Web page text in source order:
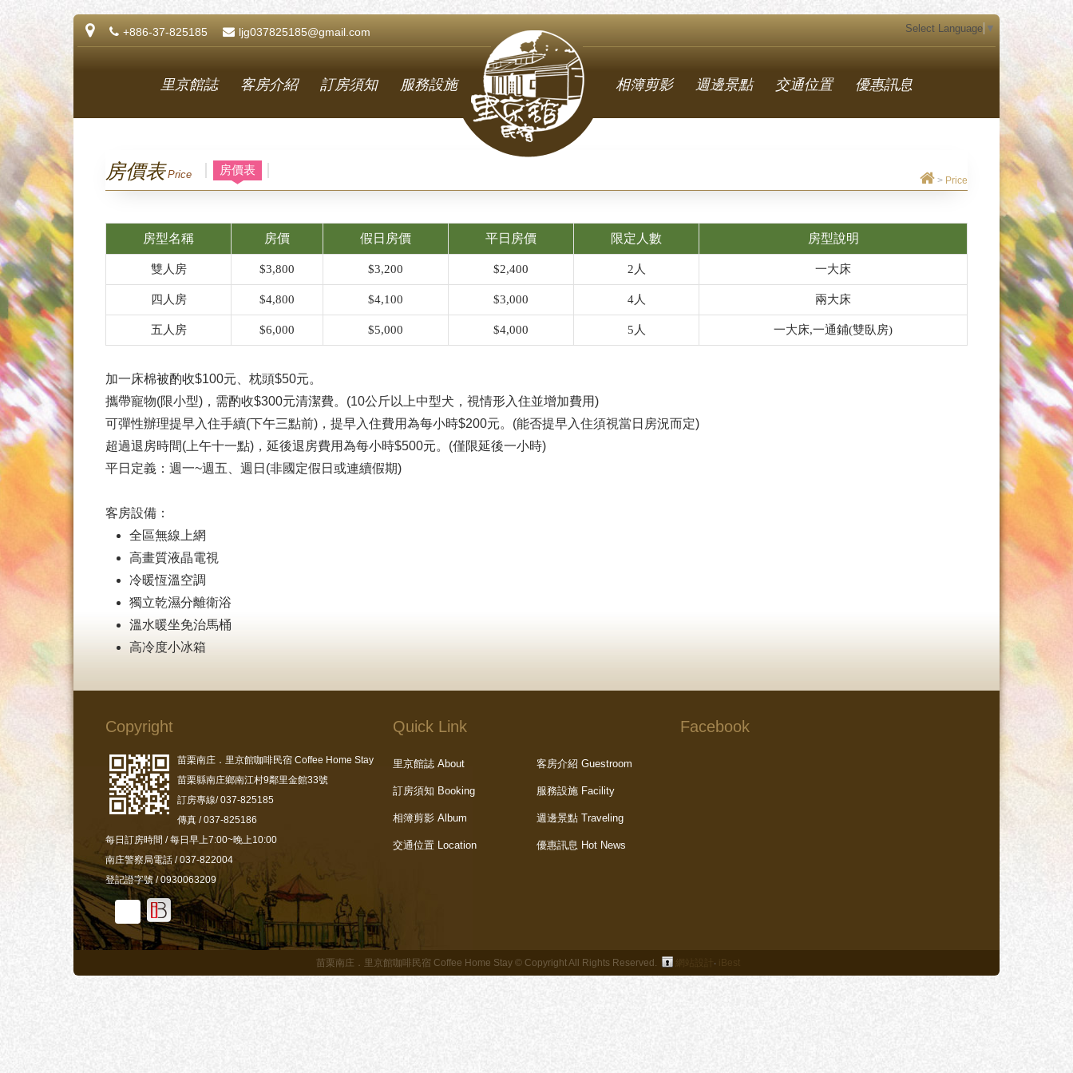
+886-37-825185 ljg037825185@gmail.com Select Language ▼
里京館誌 客房介紹 訂房須知 服務設施 相簿剪影 週邊景點 交通位置 優惠訊息
房價表 Price > Price
房價表
房型名稱 房價 假日房價 平日房價 限定人數 房型說明
雙人房 $3,800 $3,200 $2,400 2人 一大床
四人房 $4,800 $4,100 $3,000 4人 兩大床
五人房 $6,000 $5,000 $4,000 5人 一大床,一通鋪(雙臥房)
加一床棉被酌收$100元、枕頭$50元。
攜帶寵物(限小型)，需酌收$300元清潔費。(10公斤以上中型犬，視情形入住並增加費用)
可彈性辦理提早入住手續(下午三點前)，提早入住費用為每小時$200元。(能否提早入住須視當日房況而定)
超過退房時間(上午十一點)，延後退房費用為每小時$500元。(僅限延後一小時)
平日定義：週一~週五、週日(非國定假日或連續假期)
客房設備：
全區無線上網
高畫質液晶電視
冷暖恆溫空調
獨立乾濕分離衛浴
溫水暖坐免治馬桶
高冷度小冰箱
Copyright
苗栗南庄．里京館咖啡民宿 Coffee Home Stay
苗栗縣南庄鄉南江村9鄰里金館33號
訂房專線/ 037-825185
傳真 / 037-825186
每日訂房時間 / 每日早上7:00~晚上10:00
南庄警察局電話 / 037-822004
登記證字號 / 0930063209
Quick Link
里京館誌 About 客房介紹 Guestroom
訂房須知 Booking 服務設施 Facility
相簿剪影 Album 週邊景點 Traveling
交通位置 Location 優惠訊息 Hot News
Facebook
苗栗南庄．里京館咖啡民宿 Coffee Home Stay © Copyright All Rights Reserved. ‧ iBest